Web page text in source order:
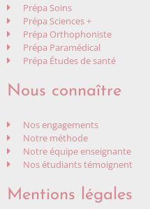
Prépa Soins
Prépa Sciences +
Prépa Orthophoniste
Prépa Paramédical
Prépa Études de santé
Nous connaître
Nos engagements
Notre méthode
Notre équipe enseignante
Nos étudiants témoignent
Mentions légales